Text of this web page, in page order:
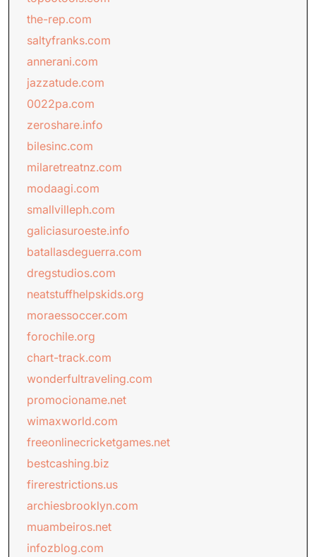
the-rep.com
saltyfranks.com
annerani.com
jazzatude.com
0022pa.com
zeroshare.info
bilesinc.com
milaretreatnz.com
modaagi.com
smallvilleph.com
galiciasuroeste.info
batallasdeguerra.com
dregstudios.com
neatstuffhelpskids.org
moraessoccer.com
forochile.org
chart-track.com
wonderfultraveling.com
promocioname.net
wimaxworld.com
freeonlinecricketgames.net
bestcashing.biz
firerestrictions.us
archiesbrooklyn.com
muambeiros.net
infozblog.com